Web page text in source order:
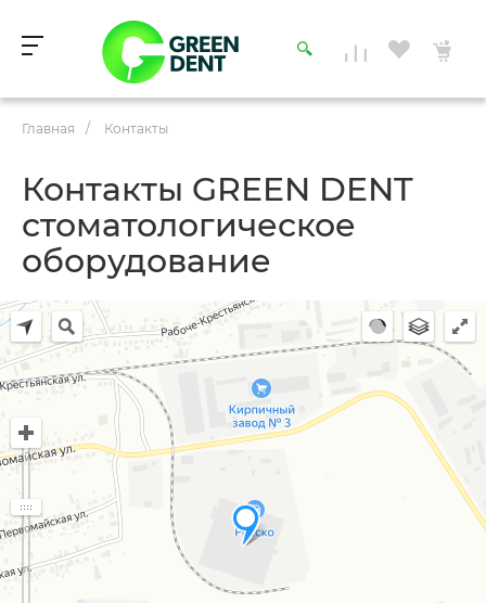
Главная / Контакты
Контакты GREEN DENT
стоматологическое
оборудование